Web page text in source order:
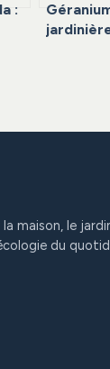
:
maison, le
du